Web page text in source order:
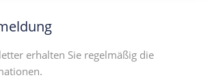
erhalten Sie regelmäßig die